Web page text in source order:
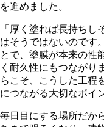
を進めました。
「厚く塗れば長持ち
はそうではないのです
とで、塗膜が本来の性
く耐久性にもつながり
らこそ、こうした工程
につながる大切なポイ
毎日目にする場所だか